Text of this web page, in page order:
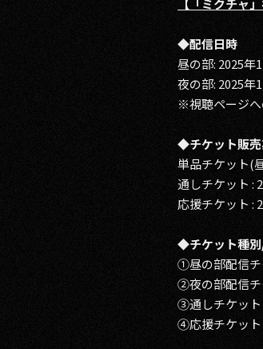
【「ミクチャ
◆配信日時
昼の部: 2025年
夜の部: 2025年
※視聴ページへ
◆チケット販売
単品チケット(
通しチケット :
応援チケット :
◆チケット種
①昼の部配信チ
②夜の部配信チ
③通しチケット
④応援チケット